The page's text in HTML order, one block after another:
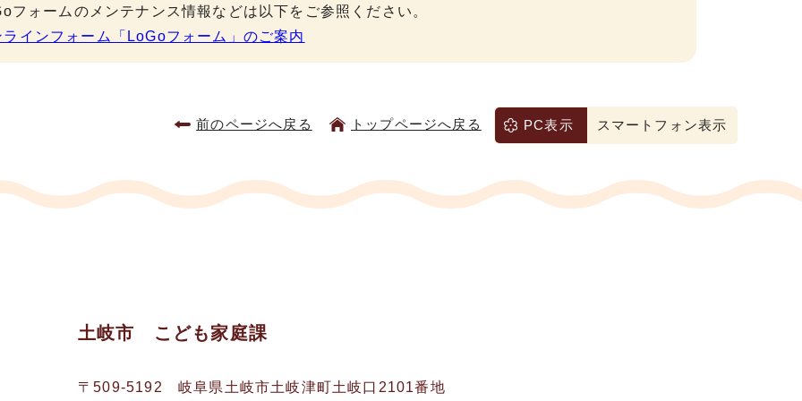
フォームのメンテナンス情報などは以下をご参照ください。
ラインフォーム「LoGoフォーム」のご案内
前のページへ戻る トップページへ戻る PC表示 スマートフォン表示
土岐市 こども家庭課
〒509-5192 岐阜県土岐市土岐津町土岐口2101番地